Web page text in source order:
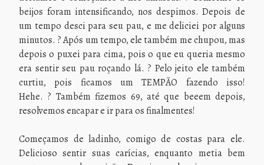
beijos foram intensificando, nos despimos. Depois de
um tempo desci para seu pau, e me deliciei por alguns
minutos. ? Após um tempo, ele também me chupou, mas
depois o puxei para cima, pois o que eu queria mesmo
era sentir seu pau roçando lá. ? Pelo jeito ele também
curtiu, pois ficamos um TEMPÃO fazendo isso!
Hehe. ? Também fizemos 69, até que beeem depois,
resolvemos encapar e ir para os finalmentes!
Começamos de ladinho, comigo de costas para ele.
Delicioso sentir suas carícias, enquanto metia bem